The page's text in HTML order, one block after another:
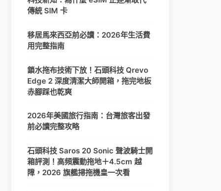
傳統 SIM 卡
移居馬來西亞前必讀：2026年生活費
用完整指南
鎖水拖布技術下放！石頭科技 Qrevo
Edge 2 深度清潔大師開箱，拖完地板
赤腳踩也乾爽
2026年美國旅行指南：台灣旅客出發
前必讀完整攻略
石頭科技 Saros 20 Sonic 聲波騎士開
箱評測！高頻震動拖地＋4.5cm 越
障，2026 旗艦掃拖機皇一次看